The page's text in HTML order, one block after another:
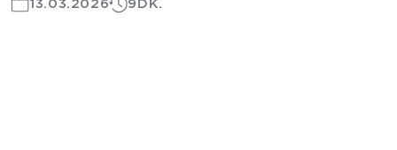
13.03.2026 9DK.